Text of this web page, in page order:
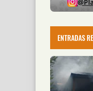
ENTRADAS